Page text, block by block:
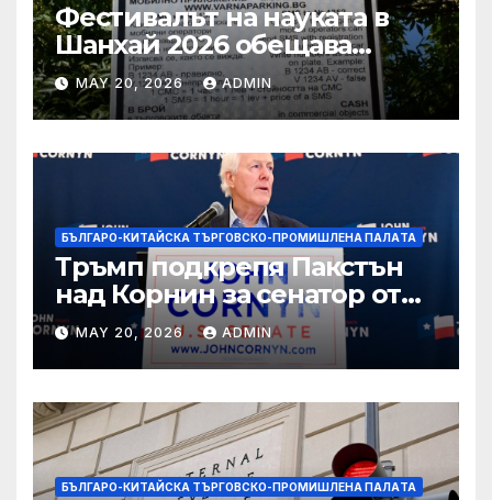
Фестивалът на науката в
Шанхай 2026 обещава
вълнуващи научно-
технологични иновации
MAY 20, 2026 ADMIN
БЪЛГАРО-КИТАЙСКА ТЪРГОВСКО-ПРОМИШЛЕНА ПАЛAТА
Тръмп подкрепя Пакстън
над Корнин за сенатор от
Тексас в шокираща
подкрепа
MAY 20, 2026 ADMIN
БЪЛГАРО-КИТАЙСКА ТЪРГОВСКО-ПРОМИШЛЕНА ПАЛAТА